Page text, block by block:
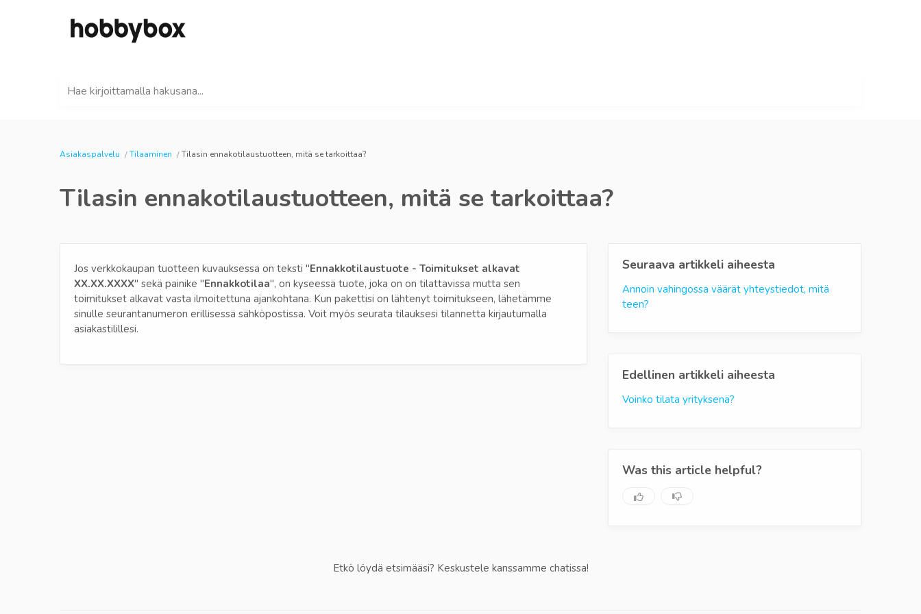
Hae kirjoittamalla hakusana...
Asiakaspalvelu Tilaaminen Tilasin ennakotilaustuotteen, mitä se tarkoittaa?
Tilasin ennakotilaustuotteen, mitä se tarkoittaa?
Jos verkkokaupan tuotteen kuvauksessa on teksti "Ennakkotilaustuote - Toimitukset alkavat
XX.XX.XXXX" sekä painike "Ennakkotilaa", on kyseessä tuote, joka on on tilattavissa mutta sen
toimitukset alkavat vasta ilmoitettuna ajankohtana. Kun pakettisi on lähtenyt toimitukseen, lähetämme
sinulle seurantanumeron erillisessä sähköpostissa. Voit myös seurata tilauksesi tilannetta kirjautumalla
asiakastilillesi.
Seuraava artikkeli aiheesta
Annoin vahingossa väärät yhteystiedot, mitä
teen?
Edellinen artikkeli aiheesta
Voinko tilata yrityksenä?
Was this article helpful?
Etkö löydä etsimääsi? Keskustele kanssamme chatissa!